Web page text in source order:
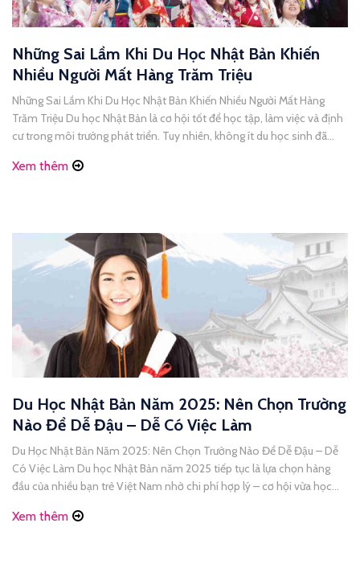
Những Sai Lầm Khi Du Học Nhật Bản Khiến
Nhiều Người Mất Hàng Trăm Triệu
Những Sai Lầm Khi Du Học Nhật Bản Khiến Nhiều Người Mất Hàng
Trăm Triệu Du học Nhật Bản là cơ hội tốt để học tập, làm việc và định
cư trong môi trường phát triển. Tuy nhiên, không ít du học sinh đã
Xem thêm
Du Học Nhật Bản Năm 2025: Nên Chọn Trường
Nào Để Dễ Đậu – Dễ Có Việc Làm
Du Học Nhật Bản Năm 2025: Nên Chọn Trường Nào Để Dễ Đậu – Dễ
Có Việc Làm Du học Nhật Bản năm 2025 tiếp tục là lựa chọn hàng
đầu của nhiều bạn trẻ Việt Nam nhờ chi phí hợp lý – cơ hội vừa học
Xem thêm